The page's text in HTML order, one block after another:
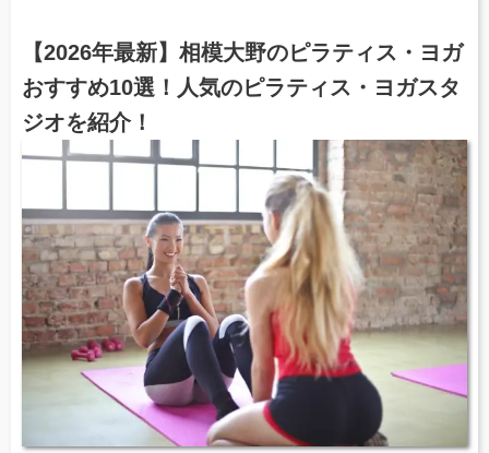
【2026年最新】相模大野のピラティス・ヨガ
おすすめ10選！人気のピラティス・ヨガスタ
ジオを紹介！